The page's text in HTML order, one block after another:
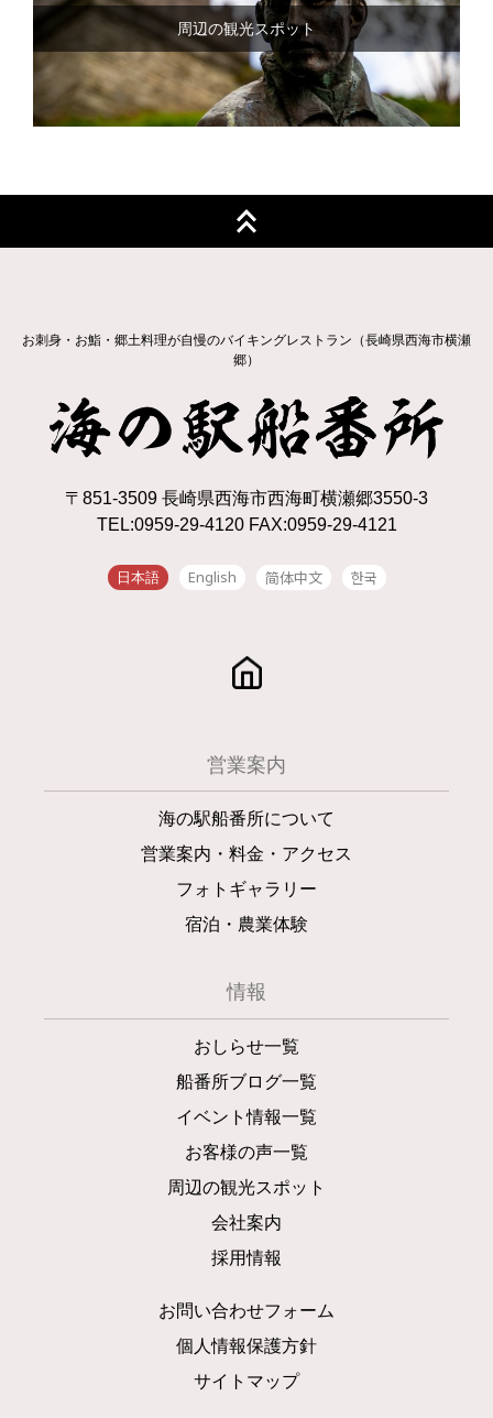
周辺の観光スポット
お刺身・お鮨・郷土料理が自慢のバイキングレストラン（長崎県西海市横瀬
郷）
〒851-3509 長崎県西海市西海町横瀬郷3550-3
TEL:0959-29-4120 FAX:0959-29-4121
日本語 English 简体中文 한국
営業案内
海の駅船番所について
営業案内・料金・アクセス
フォトギャラリー
宿泊・農業体験
情報
おしらせ一覧
船番所ブログ一覧
イベント情報一覧
お客様の声一覧
周辺の観光スポット
会社案内
採用情報
お問い合わせフォーム
個人情報保護方針
サイトマップ